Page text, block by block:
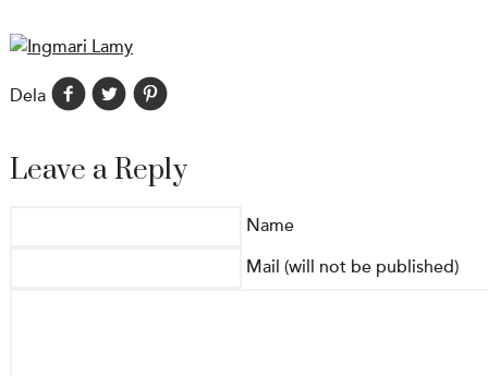
Dela
Leave a Reply
Name
Mail (will not be published)